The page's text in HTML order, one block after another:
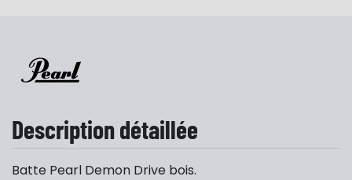
Description détaillée
Batte Pearl Demon Drive bois.